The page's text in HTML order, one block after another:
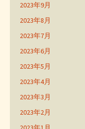
2023年9月
2023年8月
2023年7月
2023年6月
2023年5月
2023年4月
2023年3月
2023年2月